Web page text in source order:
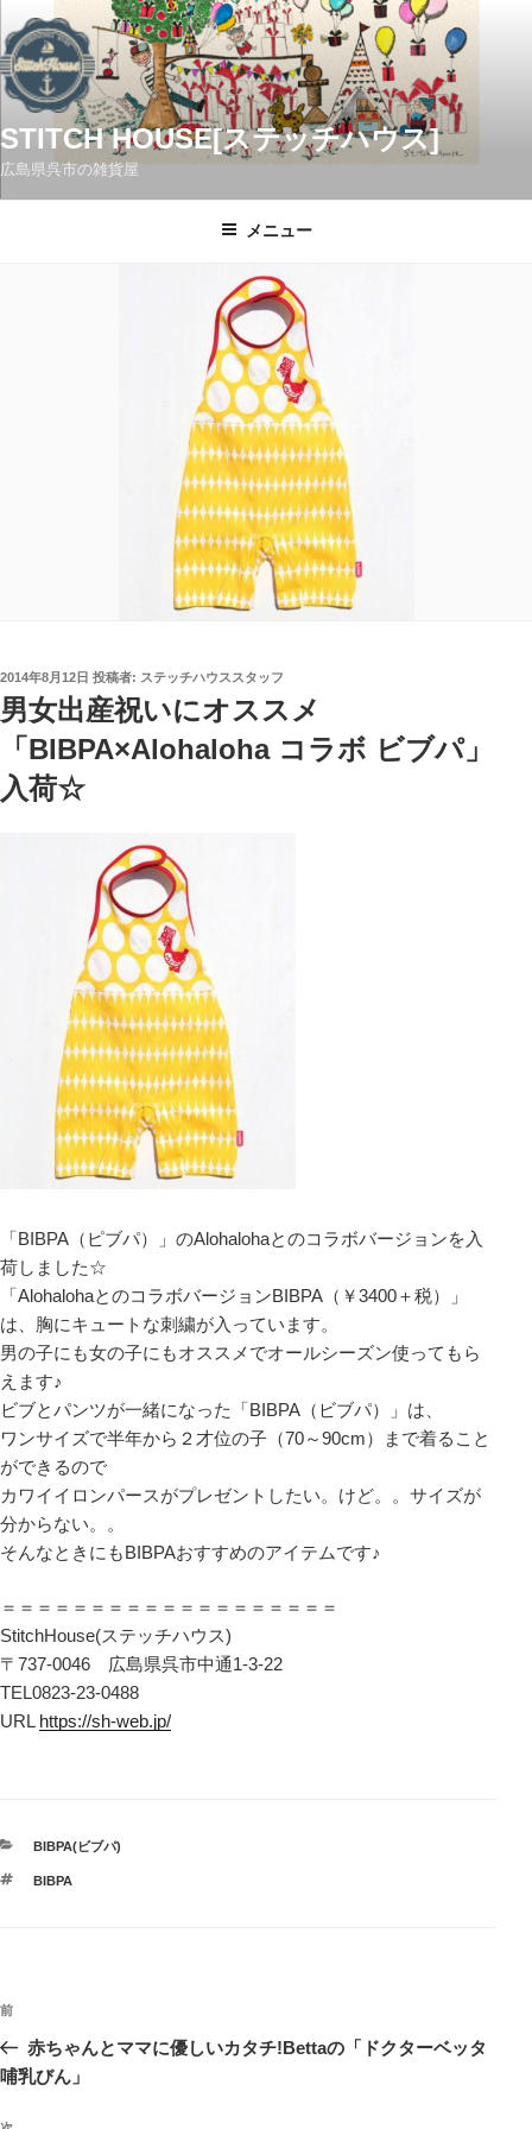
ン
テ
ン
ツ
へ
STITCH HOUSE[ステッチハウス]
広島県呉市の雑貨屋
メニュー
投
稿
日:
2014年8月12日 投稿者: ステッチハウススタッフ
男女出産祝いにオススメ
「BIBPA×Alohaloha コラボ ビブパ」
入荷☆
「BIBPA（ピブパ）」のAlohalohaとのコラボバージョンを入
荷しました☆
「AlohalohaとのコラボバージョンBIBPA（￥3400＋税）」
は、胸にキュートな刺繍が入っています。
男の子にも女の子にもオススメでオールシーズン使ってもら
えます♪
ビブとパンツが一緒になった「BIBPA（ビブパ）」は、
ワンサイズで半年から２才位の子（70～90cm）まで着ること
ができるので
カワイイロンパースがプレゼントしたい。けど。。サイズが
分からない。。
そんなときにもBIBPAおすすめのアイテムです♪
＝＝＝＝＝＝＝＝＝＝＝＝＝＝＝＝＝＝＝
StitchHouse(ステッチハウス)
〒737-0046 広島県呉市中通1-3-22
TEL0823-23-0488
URL https://sh-web.jp/
カ
ゴ
BIBPA(ビブパ)
タ
BIBPA
投
ナ
前
の
投
前
赤ちゃんとママに優しいカタチ!Bettaの「ドクターベッタ
哺乳びん」